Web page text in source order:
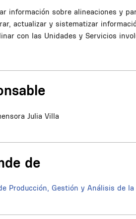
información sobre alineaciones y
actualizar y sistematizar
con las Unidades y Servicios
Julia Villa
de
Producción, Gestión y Análisis de